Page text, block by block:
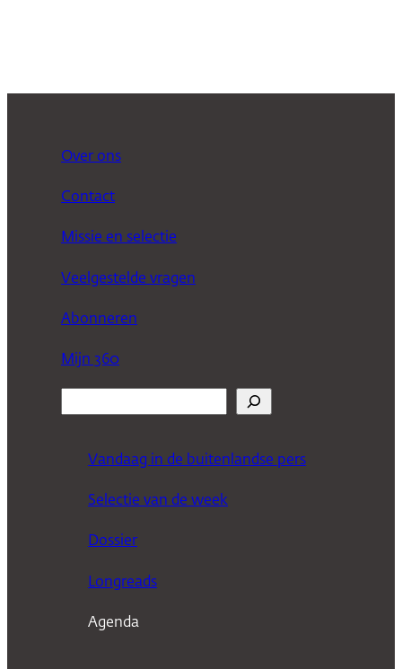
Over ons
Contact
Missie en selectie
Veelgestelde vragen
Abonneren
Mijn 360
Vandaag in de buitenlandse pers
Selectie van de week
Dossier
Longreads
Agenda